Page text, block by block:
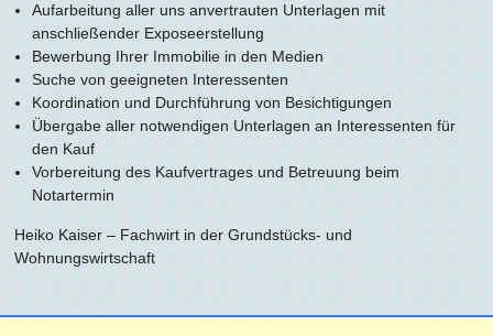
Aufarbeitung aller uns anvertrauten Unterlagen mit
anschließender Exposeerstellung
Bewerbung Ihrer Immobilie in den Medien
Suche von geeigneten Interessenten
Koordination und Durchführung von Besichtigungen
Übergabe aller notwendigen Unterlagen an Interessenten für
den Kauf
Vorbereitung des Kaufvertrages und Betreuung beim
Notartermin
Heiko Kaiser – Fachwirt in der Grundstücks- und
Wohnungswirtschaft